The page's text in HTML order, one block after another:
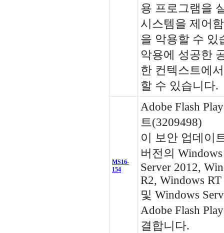
용 프로그램을
시스템을 제어
을 악용할 수 있
악용에 성공한
한 컨텍스트에
할 수 있습니다.
MS16-
154
Adobe Flash
트(3209498)
이 보안 업데이
버전의
Server 2012,
R2, Windows
및 Windows
Adobe Flash
결합니다.